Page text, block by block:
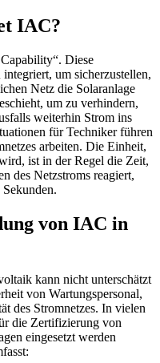
IAC?
Diese
um sicherzustellen,
Netz die Solaranlage
um zu verhindern,
weiterhin Strom ins
für Techniker führen
arbeiten. Die Einheit,
ist in der Regel die Zeit,
des Netzstroms reagiert,
von IAC in
kann nicht unterschätzt
von Wartungspersonal,
des Stromnetzes. In vielen
die Zertifizierung von
eingesetzt werden